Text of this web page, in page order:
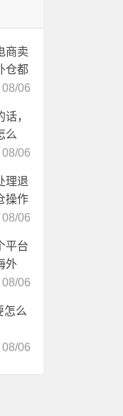
商卖
仓都
08/06
，
么
08/06
理退
操作
08/06
平台
外
08/06
怎么
08/06